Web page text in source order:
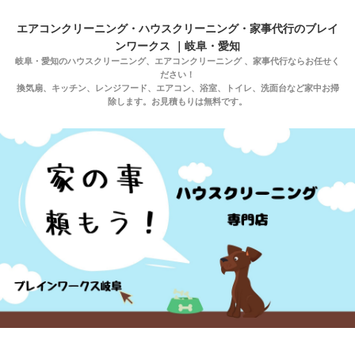
エアコンクリーニング・ハウスクリーニング・家事代行のブレイ
ンワークス ｜岐阜・愛知
岐阜・愛知のハウスクリーニング、エアコンクリーニング 、家事代行ならお任せく
ださい！
換気扇、キッチン、レンジフード、エアコン、浴室、トイレ、洗面台など家中お掃
除します。お見積もりは無料です。